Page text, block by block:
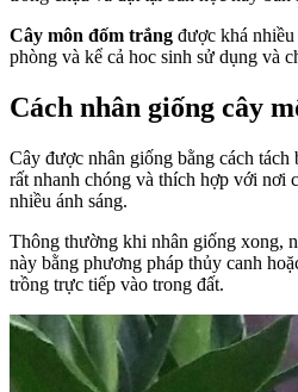
Cây môn đốm trắng được khá
phòng và kể cả hoc sinh sử dụng và
Cách nhân giống cây
Cây được nhân giống bằng cách
rất nhanh chóng và thích hợp với nơi
nhiều ánh sáng.
Thông thường khi nhân giống xong,
này bằng phương pháp thủy canh
trồng trực tiếp vào trong đất.